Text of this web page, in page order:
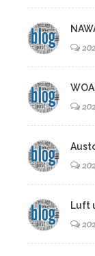
Luft